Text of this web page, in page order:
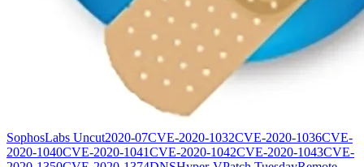
SophosLabs Uncut2020-07CVE-2020-1032CVE-2020-1036CVE-
2020-1040CVE-2020-1041CVE-2020-1042CVE-2020-1043CVE-